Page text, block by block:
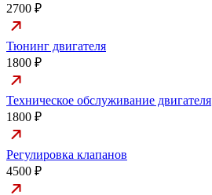
2700 ₽
Тюнинг двигателя
1800 ₽
Техническое обслуживание двигателя
1800 ₽
Регулировка клапанов
4500 ₽